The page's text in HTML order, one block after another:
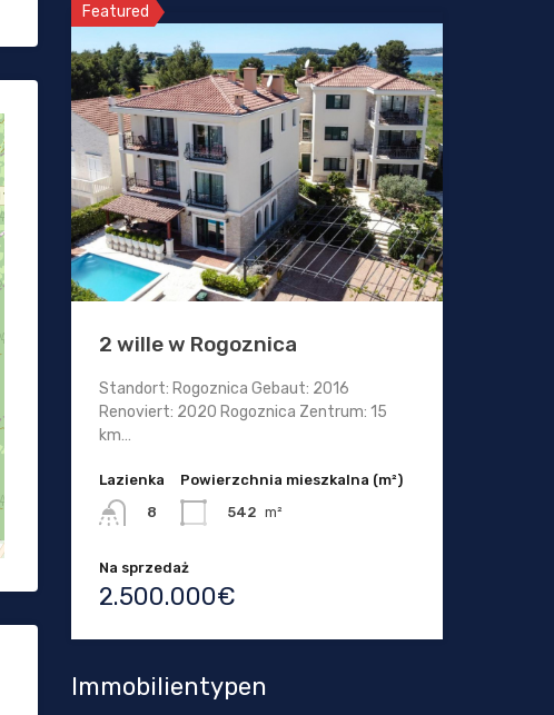
Featured
2 wille w Rogoznica
Standort: Rogoznica Gebaut: 2016
Renoviert: 2020 Rogoznica Zentrum: 15
km…
Lazienka
8
Powierzchnia mieszkalna (m²)
542 m²
Na sprzedaż
2.500.000€
Immobilientypen